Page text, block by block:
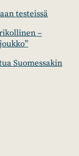
testeissä
–
Suomessakin